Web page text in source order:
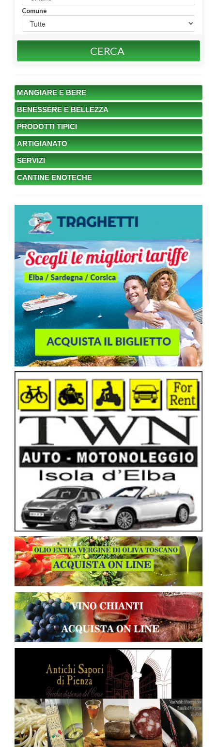
Comune
CERCA
MANGIARE E BERE
BENESSERE E BELLEZZA
PRODOTTI TIPICI
ARTIGIANATO
SERVIZI
CANTINE ENOTECHE